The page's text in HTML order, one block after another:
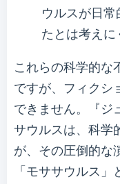
ウルスが日
たとは考えに
これらの科学的な
ですが、フィクシ
できません。『ジ
サウルスは、科学
が、その圧倒的な
「モササウルス」